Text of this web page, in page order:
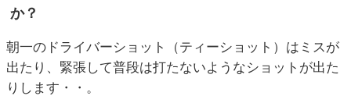
か？
朝一のドライバーショット（ティーショット）はミスが
出たり、緊張して普段は打たないようなショットが出た
りします・・。